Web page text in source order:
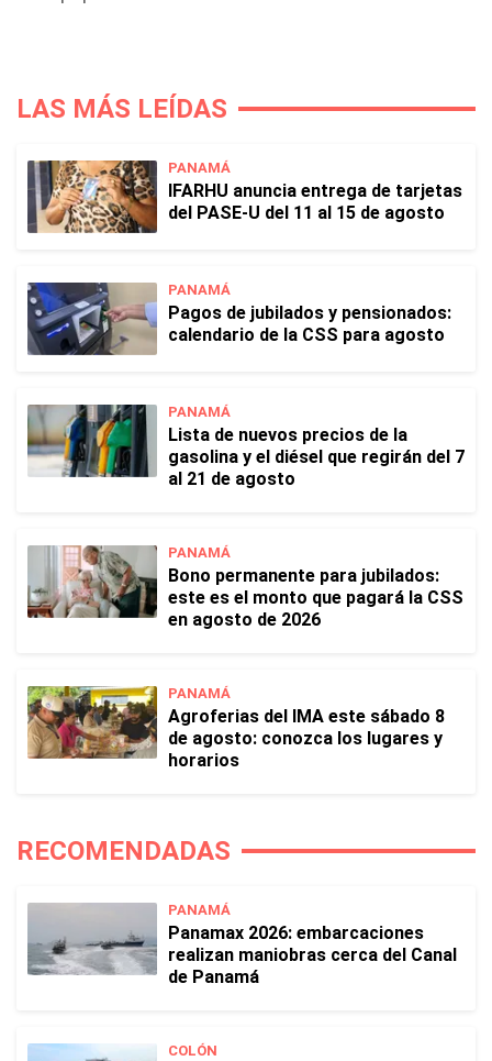
LAS MÁS LEÍDAS
PANAMÁ
IFARHU anuncia entrega de tarjetas
del PASE-U del 11 al 15 de agosto
PANAMÁ
Pagos de jubilados y pensionados:
calendario de la CSS para agosto
PANAMÁ
Lista de nuevos precios de la
gasolina y el diésel que regirán del 7
al 21 de agosto
PANAMÁ
Bono permanente para jubilados:
este es el monto que pagará la CSS
en agosto de 2026
PANAMÁ
Agroferias del IMA este sábado 8
de agosto: conozca los lugares y
horarios
RECOMENDADAS
PANAMÁ
Panamax 2026: embarcaciones
realizan maniobras cerca del Canal
de Panamá
COLÓN